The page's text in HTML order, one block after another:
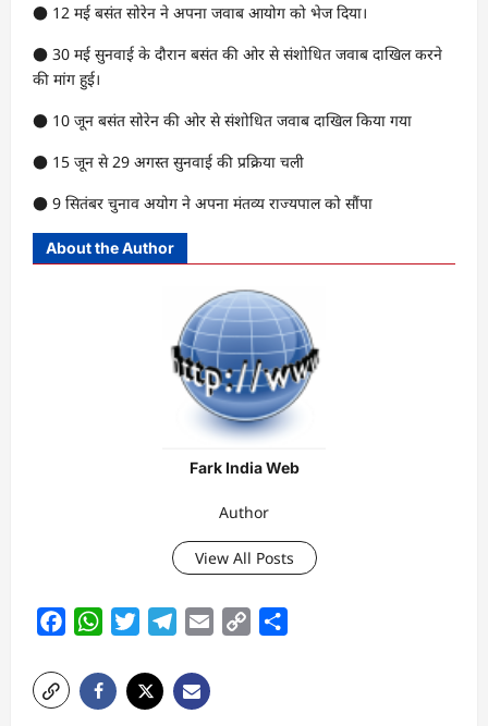
● 12 मई बसंत सोरेन ने अपना जवाब आयोग को भेज दिया।
● 30 मई सुनवाई के दौरान बसंत की ओर से संशोधित जवाब दाखिल करने
की मांग हुई।
● 10 जून बसंत सोरेन की ओर से संशोधित जवाब दाखिल किया गया
● 15 जून से 29 अगस्त सुनवाई की प्रक्रिया चली
● 9 सितंबर चुनाव अयोग ने अपना मंतव्य राज्यपाल को सौंपा
About the Author
Fark India Web
Author
View All Posts
FacebookWhatsAppTwitterTelegram
Email
Copy